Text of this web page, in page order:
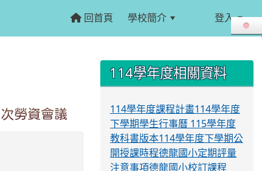
回首頁 學校簡介 登入
勞資會議
::: 114學年度相關資料
114學年度課程計畫114學年度
下學期學生行事曆 115學年度
教科書版本114學年度下學期公
開授課時程德龍國小定期評量
注意事項德龍國小校訂課程